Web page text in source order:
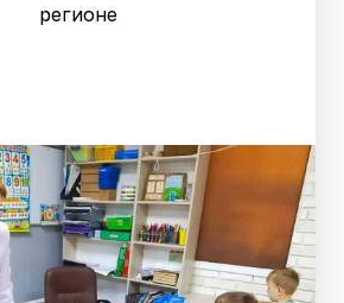
регионе